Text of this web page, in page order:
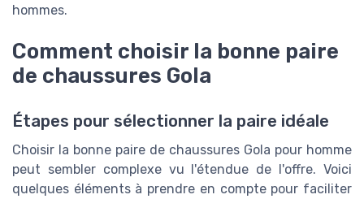
hommes.
Comment choisir la bonne paire
de chaussures Gola
Étapes pour sélectionner la paire idéale
Choisir la bonne paire de chaussures Gola pour homme
peut sembler complexe vu l'étendue de l'offre. Voici
quelques éléments à prendre en compte pour faciliter